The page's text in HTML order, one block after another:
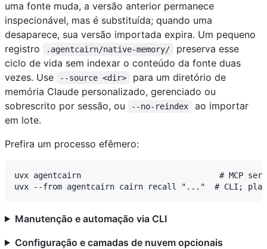
uma fonte muda, a versão anterior permanece
inspecionável, mas é substituída; quando uma
desaparece, sua versão importada expira. Um pequeno
registro
.agentcairn/native-memory/
preserva esse
ciclo de vida sem indexar o conteúdo da fonte duas
vezes. Use
--source <dir>
para um diretório de
memória Claude personalizado, gerenciado ou
sobrescrito por sessão, ou
--no-reindex
ao importar
em lote.
Prefira um processo efêmero:
uvx agentcairn                             # MCP
Manutenção e automação via CLI
Configuração e camadas de nuvem opcionais